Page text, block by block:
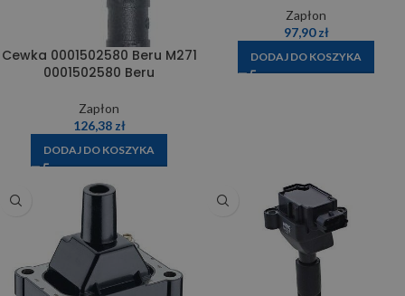
Cewka 0001502580 Beru M271
0001502580 Beru
Zapłon
126,38 zł
DODAJ DO KOSZYKA
Zapłon
97,90zł
DODAJ DO KOSZYKA